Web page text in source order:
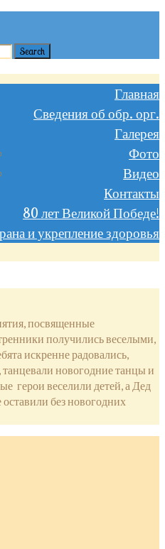
Главная
Сведения об обр. орг.
Галерея
Фото
Видео
Контакты
80 лет Великой Победе!
и укрепление здоровья
посвященные
получились веселыми,
искренне радовались,
танцевали новогодние танцы и
герои веселили детей, а Дед
без новогодних